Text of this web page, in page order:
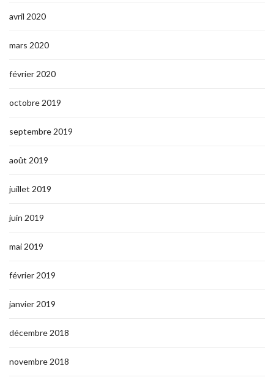
avril 2020
mars 2020
février 2020
octobre 2019
septembre 2019
août 2019
juillet 2019
juin 2019
mai 2019
février 2019
janvier 2019
décembre 2018
novembre 2018